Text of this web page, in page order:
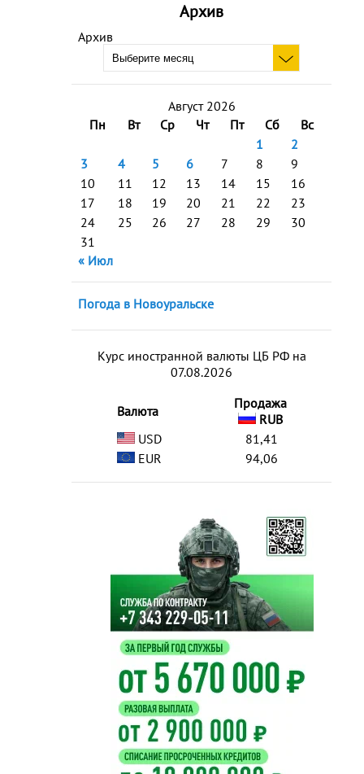
Архив
Архив
Август 2026
Пн
Вт Ср Чт Пт Сб
Вс
1
2
3
4 5 6 7 8
9
10
11 12 13 14 15
16
17
18 19 20 21 22
23
24
25 26 27 28 29
30
31
« Июл
Погода в Новоуральске
Курс иностранной валюты ЦБ РФ на
07.08.2026
Валюта
Продажа
RUB
USD
81,41
EUR
94,06